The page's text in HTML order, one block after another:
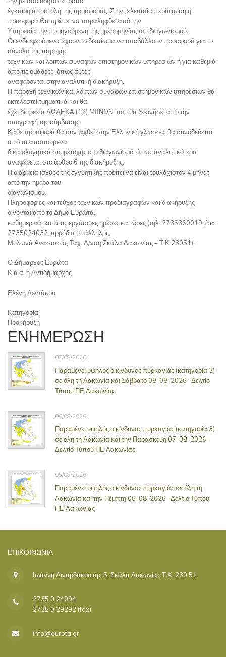
έγκαιρη αποστολή της προσφοράς. Στην τελευταία περίπτωση η
προσφορά Θα πρέπει να παραληφθεί από την
Υπηρεσία την προηγούμενη της ημερομηνίας του διαγωνισμού.
Οι ενδιαφερόμενοι έχουν το δικαίωμα να υποβάλλουν προσφορά για το
σύνολο της παροχής
τεχνικών και λοιπών συναφών επιστημονικών υπηρεσιών ή για καθεμιά
από τις ομάδεςς, όπως αυτές
αναφέρονται στην αναλυτική διακήρυξη.
Η παροχή τεχνικών και λοιπών συναφών επιστημονικών υπηρεσιών θα
εκτελεστεί τμηματικά και θα
έχει διάρκεια ΔΩΔΕΚΑ (12) ΜΙΙΝΩΝ, που θα ξεκινήσει από την
υπογραφή της σύμβασης.
Κάθε προσφορά θα συνταχθεί στην Ελληνική γλώσσα, θα συνοδεύεται
από τα απαιτούμενα
δικαιολογητικά συμμετοχής στο διαγωνισμό, όπως αναλυτικότερα
αναφέρεται στο άρθρο 6 της διακήρυξης.
Η διάρκεια ισχύος της εγγυητικής πρέπει να είναι τουλάχιστον 4 μήνες
από την ημέρα του
διαγωνισμού.
Πληροφορίες και τεύχος τεχνικών προδιαγραφών και διακήρυξης
δίνονται από το Δήμο Ευρώτα,
καθημερινά, κατά τις εργάσιμες ημέρες και ώρες (τηλ. 2735360019, fax.
2735024032, αρμόδια υπάλληλος.
Μυλωνά Αναστασία, Ταχ. Δ/νση Σκάλα Λακωνίας – Τ.Κ.23051).
Ο Δήμαρχος Ευρώτα
Κ.α.α. η Αντιδήμαρχος
Ελένη Δεντάκου
Κατηγορία:
Προκήρυξη
ΕΝΗΜΕΡΩΣΗ
07/08/2026
Παραμένει υψηλός ο κίνδυνος πυρκαγιάς (κατηγορία 3)
σε όλη τη Λακωνία και Σάββατο 08-08-2026- Δελτίο
Τύπου ΠΕ Λακωνίας
06/08/2026
Παραμένει υψηλός ο κίνδυνος πυρκαγιάς (κατηγορία 3)
σε όλη τη Λακωνία και την Παρασκευή 07-08-2026-
Δελτίο Τύπου ΠΕ Λακωνίας
05/08/2026
Παραμένει υψηλός ο κίνδυνος πυρκαγιάς σε όλη τη
Λακωνία και την Πέμπτη 06-08-2026 -Δελτίο Τύπου
ΠΕ Λακωνίας
ΕΠΙΚΟΙΝΩΝΊΑ
Ιωάννη Λιναρδάκου αρ. 5, Σκάλα Λακωνίας Τ.Κ. 230 51
2735 0 24094
2735 0 29292 (fax)
info@eurota.gr